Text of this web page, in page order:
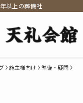
以上の葬儀社
施主様向け 準備・疑問